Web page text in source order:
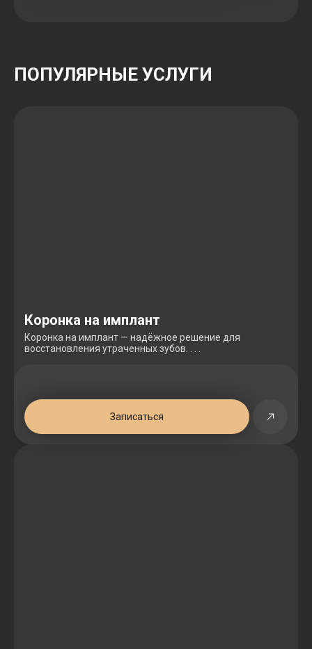
ПОПУЛЯРНЫЕ УСЛУГИ
Коронка на имплант
Коронка на имплант — надёжное решение для
восстановления утраченных зубов. . . .
Записаться